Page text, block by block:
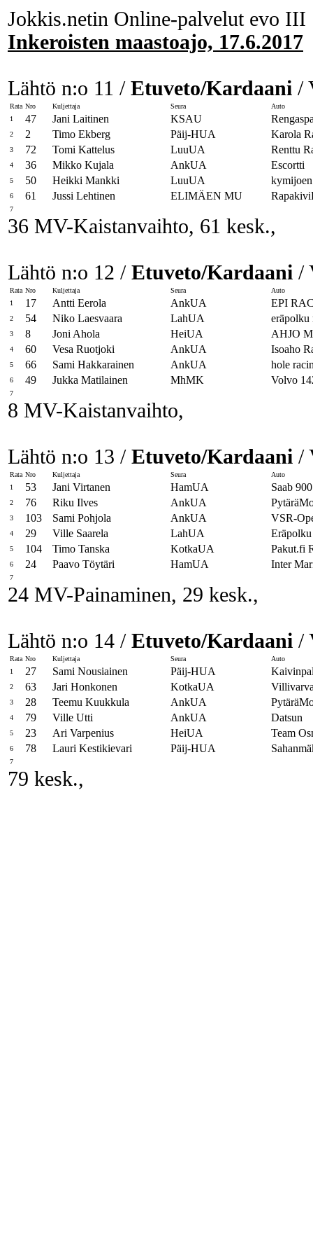
Jokkis.netin Online-palvelut evo III
Inkeroisten maastoajo, 17.6.2017
Lähtö n:o 11 / Etuveto/Kardaani /
Rata Nro Kuljettaja Seura
Auto
1
47 Jani Laitinen KSAU
2 2 Timo Ekberg Päij-HUA Karola
3 72 Tomi Kattelus LuuUA Renttu
4 36 Mikko Kujala AnkUA Escortti
5 50 Heikki Mankki LuuUA
6 61 Jussi Lehtinen ELIMÄEN MU
7
36 MV-Kaistanvaihto, 61 kesk.,
Lähtö n:o 12 / Etuveto/Kardaani /
Rata Nro Kuljettaja Seura
Auto
1
17 Antti Eerola AnkUA EPI
2 54 Niko Laesvaara LahUA eräpolku
3 8 Joni Ahola HeiUA AHJO
4 60 Vesa Ruotjoki AnkUA Isoaho
5 66 Sami Hakkarainen AnkUA hole
6 49 Jukka Matilainen MhMK Volvo
7
8 MV-Kaistanvaihto,
Lähtö n:o 13 / Etuveto/Kardaani /
Rata Nro Kuljettaja Seura
Auto
1
53 Jani Virtanen HamUA Saab 900
2 76 Riku Ilves AnkUA
3 103 Sami Pohjola AnkUA VSR-
4 29 Ville Saarela LahUA
5 104 Timo Tanska KotkaUA Pakut.fi
6 24 Paavo Töytäri HamUA Inter
7
24 MV-Painaminen, 29 kesk.,
Lähtö n:o 14 / Etuveto/Kardaani /
Rata Nro Kuljettaja Seura
Auto
1
27 Sami Nousiainen Päij-HUA
2 63 Jari Honkonen KotkaUA
3 28 Teemu Kuukkula AnkUA
4 79 Ville Utti AnkUA Datsun
5 23 Ari Varpenius HeiUA Team
6 78 Lauri Kestikievari Päij-HUA
7
79 kesk.,